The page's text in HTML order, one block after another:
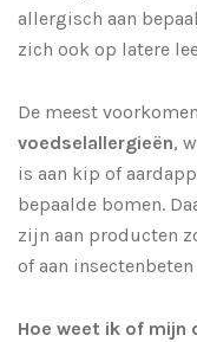
allergisch aan
zich ook op latere
De meest
voedselallergieën,
is aan kip of
bepaalde bomen.
zijn aan producten
of aan insectenbeten
Hoe weet ik of mijn